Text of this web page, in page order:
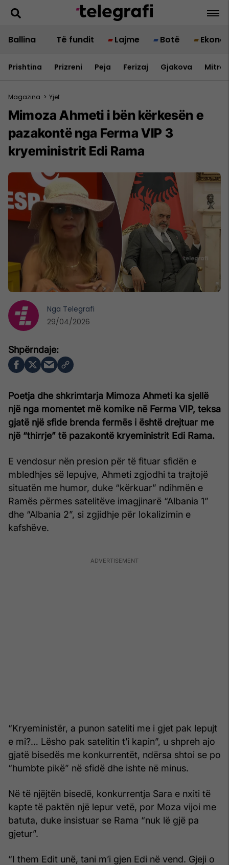
Ballina Të fundit Lajme Botë
Prishtina Prizreni Peja Ferizaj Gjakova
Magazina > Yjet
Mimoza Ahmeti i bën kërkesën e
pazakontë nga Ferma VIP 3
kryeministrit Edi Rama
Poetja dhe shkrimtarja Mimoza Ahmeti ka sjellë
një nga momentet më komike në Ferma VIP, teksa
gjatë një sfide brenda fermës i është drejtuar me
një “thirrje” të pazakontë kryeministrit Edi Rama.
E vendosur nën presion për të fituar sfidën e
mbledhjes së lepujve, Ahmeti zgjodhi ta trajtojë
situatën me humor, duke “kërkuar” ndihmën e
Ramës përmes satelitëve imagjinarë “Albania 1”
dhe “Albania 2”, si zgjidhje për lokalizimin e
kafshëve.
“Kryeministër, a punon sateliti me i gjet pak lepujt
e mi?… Lësho pak satelitin t’i kapin”, u shpreh ajo
gjatë bisedës me konkurrentët, ndërsa shtoi se po
“humbte pikë” në sfidë dhe ishte në minus.
Në të njëjtën bisedë, konkurrentja Sara e nxiti të
kapte të paktën një lepur vetë, por Moza vijoi me
batuta, duke insistuar se Rama “nuk lë gjë pa
gjetur”.
“I them Edit unë, tani m’i gjen Edi në vend. Gjeji o
Nga Telegrafi
29/04/2026